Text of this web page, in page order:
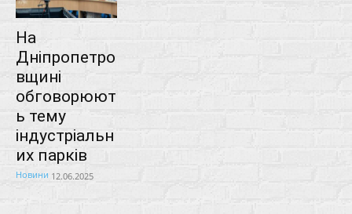
На
Дніпропетро
вщині
обговорюют
ь тему
індустріальн
их парків
Новини 12.06.2025